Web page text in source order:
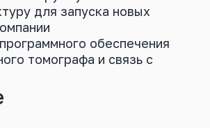
для запуска новых
обеспечения
томографа и связь с